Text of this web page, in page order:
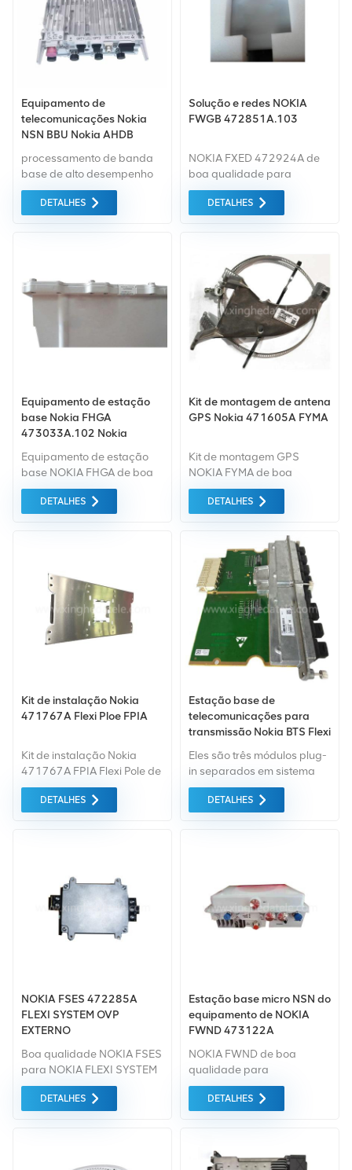
Equipamento de
telecomunicações Nokia
NSN BBU Nokia AHDB
processamento de banda
base de alto desempenho
para 2G, 3G, 4G e 5G
aproveitando sistemas
células de rádio em baixa,
(millimeterWave).
DETALHES
Solução e redes NOKIA
FWGB 472851A.103
NOKIA FXED 472924A de
boa qualidade para
equipamentos NOKIA
FWGB de changsha
DETALHES
Equipamento de estação
base Nokia FHGA
473033A.102 Nokia
Equipamento de estação
base NOKIA FHGA de boa
qualidade de changsha
xingheda.
DETALHES
Kit de montagem de antena
GPS Nokia 471605A FYMA
Kit de montagem GPS
NOKIA FYMA de boa
qualidade de changsha
xingheda. Podemos
equipamentos de estação
base Nokia usados ​​e novos
Se você tiver outras
necessidades, informe-nos
as específicas.
DETALHES
Kit de instalação Nokia
471767A Flexi Ploe FPIA
Kit de instalação Nokia
471767A FPIA Flexi Pole de
boa qualidade Da China -
Changsha Xingheda
DETALHES
Estação base de
telecomunicações para
transmissão Nokia BTS Flexi
Eles são três módulos plug-
in separados em sistema
embarcado. Módulo de
transmissão no espaço do
sem fio GSM estação para
DETALHES
NOKIA FSES 472285A
FLEXI SYSTEM OVP
EXTERNO
Boa qualidade NOKIA FSES
para NOKIA FLEXI SYSTEM
De changsha xingheda.
Podemos fornecer uma
equipamentos de estação
Se você tiver outras
DETALHES
Estação base micro NSN do
equipamento de NOKIA
FWND 473122A
NOKIA FWND de boa
qualidade para
equipamentos NOKIA NSN
de changsha xingheda.
variedade de
equipamentos de estação
base Nokia novos e usados.
DETALHES